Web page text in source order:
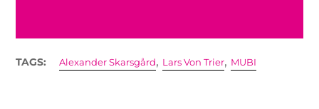
TAGS: Alexander Skarsgård, Lars Von Trier, MUBI